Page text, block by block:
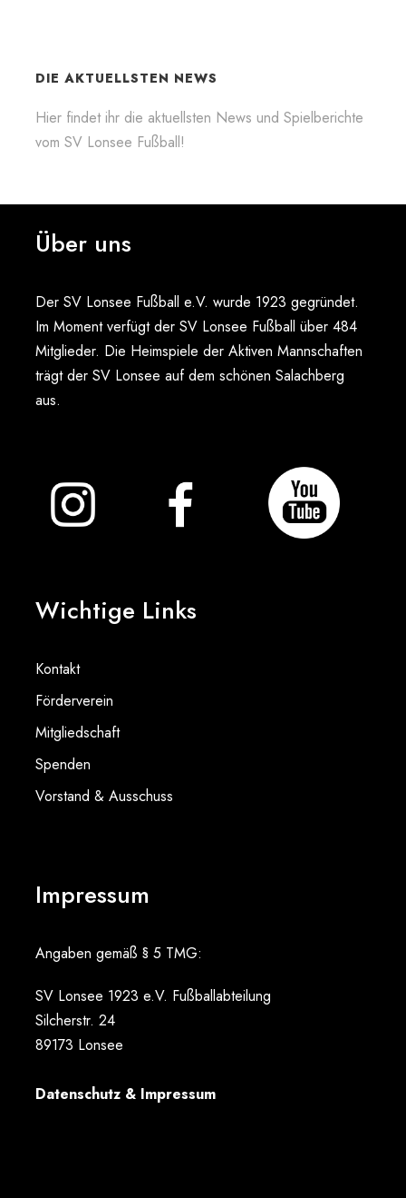
DIE AKTUELLSTEN NEWS
Hier findet ihr die aktuellsten News und Spielberichte
vom SV Lonsee Fußball!
Über uns
Der SV Lonsee Fußball e.V. wurde 1923 gegründet.
Im Moment verfügt der SV Lonsee Fußball über 484
Mitglieder. Die Heimspiele der Aktiven Mannschaften
trägt der SV Lonsee auf dem schönen Salachberg
aus.
Wichtige Links
Kontakt
Förderverein
Mitgliedschaft
Spenden
Vorstand & Ausschuss
Impressum
Angaben gemäß § 5 TMG:
SV Lonsee 1923 e.V. Fußballabteilung
Silcherstr. 24
89173 Lonsee
Datenschutz & Impressum